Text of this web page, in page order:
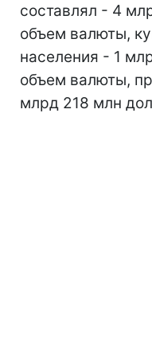
составлял - 4
объем валюты,
населения - 1
объем валюты,
млрд 218 млн